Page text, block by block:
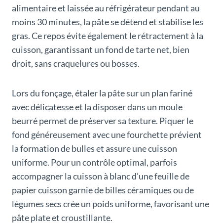
alimentaire et laissée au réfrigérateur pendant au
moins 30 minutes, la pâte se détend et stabilise les
gras. Ce repos évite également le rétractement à la
cuisson, garantissant un fond de tarte net, bien
droit, sans craquelures ou bosses.
Lors du fonçage, étaler la pâte sur un plan fariné
avec délicatesse et la disposer dans un moule
beurré permet de préserver sa texture. Piquer le
fond généreusement avec une fourchette prévient
la formation de bulles et assure une cuisson
uniforme. Pour un contrôle optimal, parfois
accompagner la cuisson à blanc d’une feuille de
papier cuisson garnie de billes céramiques ou de
légumes secs crée un poids uniforme, favorisant une
pâte plate et croustillante.